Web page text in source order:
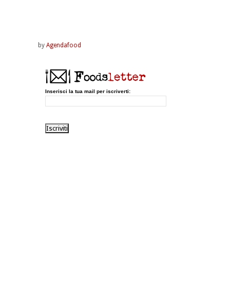
by Agendafood
Inserisci la tua mail per iscriverti: